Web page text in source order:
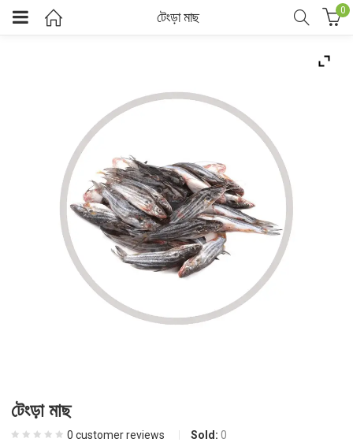
টেংড়া মাছ 0
টেংড়া মাছ
0 customer reviews Sold:0